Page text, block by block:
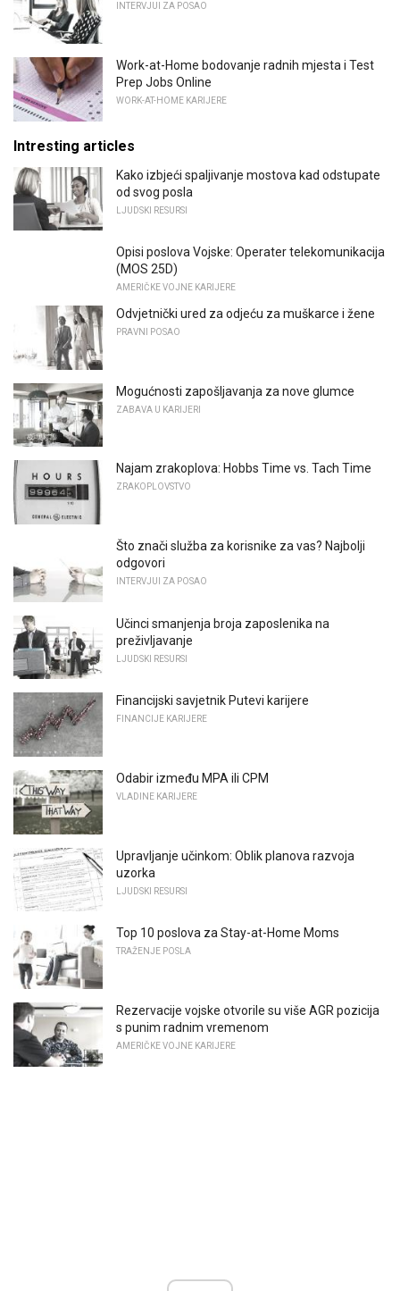
INTERVJUI ZA POSAO
Work-at-Home bodovanje radnih mjesta i Test
Prep Jobs Online
WORK-AT-HOME KARIJERE
Intresting articles
Kako izbjeći spaljivanje mostova kad odstupate
od svog posla
LJUDSKI RESURSI
Opisi poslova Vojske: Operater telekomunikacija
(MOS 25D)
AMERIČKE VOJNE KARIJERE
Odvjetnički ured za odjeću za muškarce i žene
PRAVNI POSAO
Mogućnosti zapošljavanja za nove glumce
ZABAVA U KARIJERI
Najam zrakoplova: Hobbs Time vs. Tach Time
ZRAKOPLOVSTVO
Što znači služba za korisnike za vas? Najbolji
odgovori
INTERVJUI ZA POSAO
Učinci smanjenja broja zaposlenika na
preživljavanje
LJUDSKI RESURSI
Financijski savjetnik Putevi karijere
FINANCIJE KARIJERE
Odabir između MPA ili CPM
VLADINE KARIJERE
Upravljanje učinkom: Oblik planova razvoja
uzorka
LJUDSKI RESURSI
Top 10 poslova za Stay-at-Home Moms
TRAŽENJE POSLA
Rezervacije vojske otvorile su više AGR pozicija
s punim radnim vremenom
AMERIČKE VOJNE KARIJERE